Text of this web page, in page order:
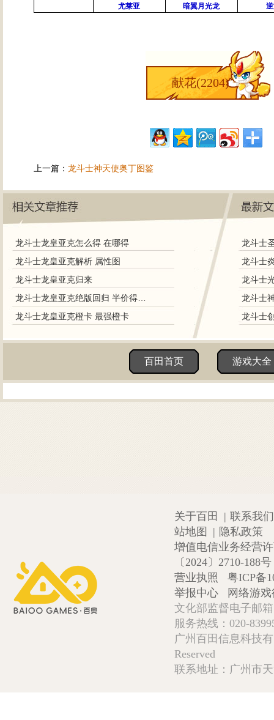
尤莱亚 暗翼月光龙
献花(2204)
上一篇： 龙斗士神天使奥丁图鉴
龙斗士龙皇亚克怎么得 在哪得
龙斗士龙皇亚克解析 属性图
龙斗士龙皇亚克归来
龙斗士龙皇亚克绝版回归 半价得龙皇
龙斗士龙皇亚克橙卡 最强橙卡
百田首页 游戏大全
关于百田 | 联系我们
站地图
| 隐私政策
增值电信业务经营
〔2024〕2710-188号
营业执照
粤ICP备
举报中心
网络游
文化部监督电子邮
服务热线：020-
广州百田信息科技
Reserved
联系地址：广州市